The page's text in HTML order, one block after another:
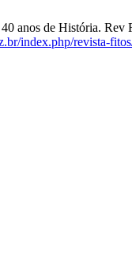
anos de História.
index.php/revista-